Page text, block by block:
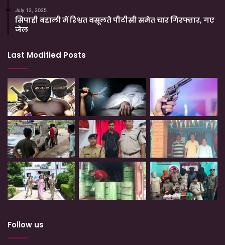
July 12, 2025
सिपाही बहाली में रिश्वत वसूलते पीटीसी समेत चार गिरफ्तार, गए
जेल
Last Modified Posts
Follow us